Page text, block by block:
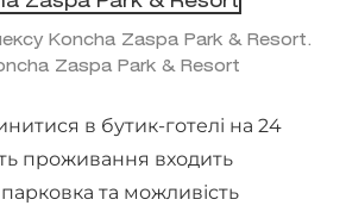
Koncha Zaspa Park & Resort.
Zaspa Park & Resort
в бутик-готелі на 24
проживання входить
та можливість